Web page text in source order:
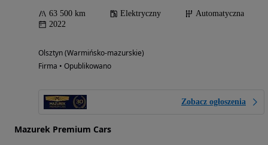
63 500 km Elektryczny
Automatyczna
2022
Olsztyn (Warmińsko-mazurskie)
Firma • Opublikowano
Zobacz ogłoszenia
Mazurek Premium Cars